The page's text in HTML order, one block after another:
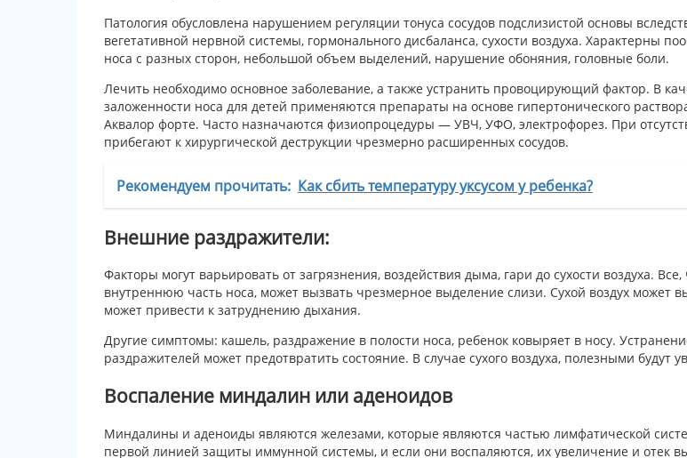
Патология обусловлена нарушением регуляции тонуса сосудов подслизистой основы
вегетативной нервной системы, гормонального дисбаланса, сухости воздуха. Характерны
носа с разных сторон, небольшой объем выделений, нарушение обоняния, головные боли.
Лечить необходимо основное заболевание, а также устранить провоцирующий фактор. В
заложенности носа для детей применяются препараты на основе гипертонического
Аквалор форте. Часто назначаются физиопроцедуры — УВЧ, УФО, электрофорез. При
прибегают к хирургической деструкции чрезмерно расширенных сосудов.
Рекомендуем прочитать: Как сбить температуру уксусом у ребенка?
Внешние раздражители:
Факторы могут варьировать от загрязнения, воздействия дыма, гари до сухости воздуха.
внутреннюю часть носа, может вызвать чрезмерное выделение слизи. Сухой воздух может
может привести к затруднению дыхания.
Другие симптомы: кашель, раздражение в полости носа, ребенок ковыряет в носу.
раздражителей может предотвратить состояние. В случае сухого воздуха, полезными будут
Воспаление миндалин или аденоидов
Миндалины и аденоиды являются железами, которые являются частью лимфатической
первой линией защиты иммунной системы, и если они воспаляются, их увеличение и отек